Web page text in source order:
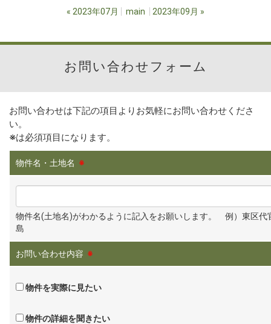
« 2023年07月 main 2023年09月 »
お問い合わせフォーム
お問い合わせは下記の項目よりお気軽にお問い合わせくださ
い。
※は必須項目になります。
物件名・土地名 ※
物件名(土地名)がわかるように記入をお願いします。 例）東区代
島
お問い合わせ内容 ※
物件を実際に見たい
物件の詳細を聞きたい